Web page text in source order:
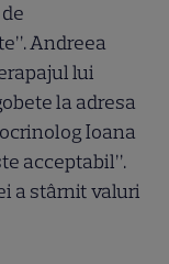
Andreea
lui
la adresa
Ioana
acceptabil”.
a stârnit valuri